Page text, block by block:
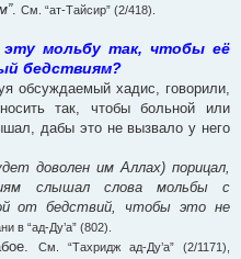
. См. “ат-Тайсир” (2/418).
мольбу так, чтобы её
бедствиям?
обсуждаемый хадис, говорили,
так, чтобы больной или
дабы это не вызвало у него
доволен им Аллах) порицал,
слышал слова мольбы с
от бедствий, чтобы это не
в “ад-Ду’а” (802).
См. “Тахридж ад-Ду’а” (2/1171),